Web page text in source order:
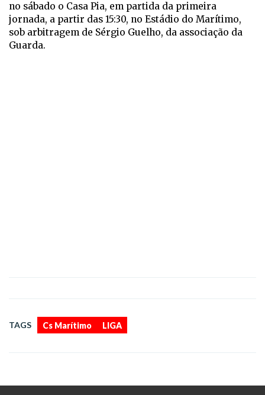
no sábado o Casa Pia, em partida da primeira
jornada, a partir das 15:30, no Estádio do Marítimo,
sob arbitragem de Sérgio Guelho, da associação da
Guarda.
TAGS Cs Marítimo LIGA